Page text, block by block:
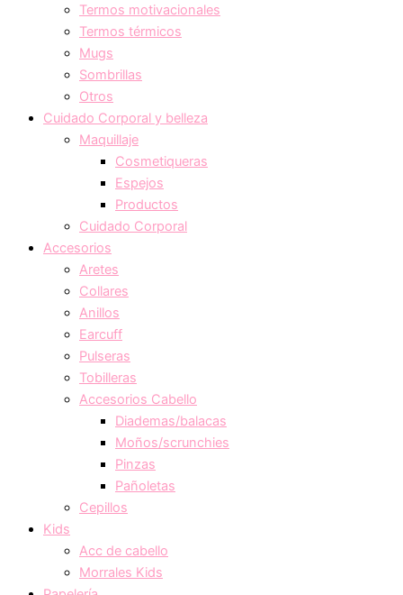
Termos motivacionales
Termos térmicos
Mugs
Sombrillas
Otros
Cuidado Corporal y belleza
Maquillaje
Cosmetiqueras
Espejos
Productos
Cuidado Corporal
Accesorios
Aretes
Collares
Anillos
Earcuff
Pulseras
Tobilleras
Accesorios Cabello
Diademas/balacas
Moños/scrunchies
Pinzas
Pañoletas
Cepillos
Kids
Acc de cabello
Morrales Kids